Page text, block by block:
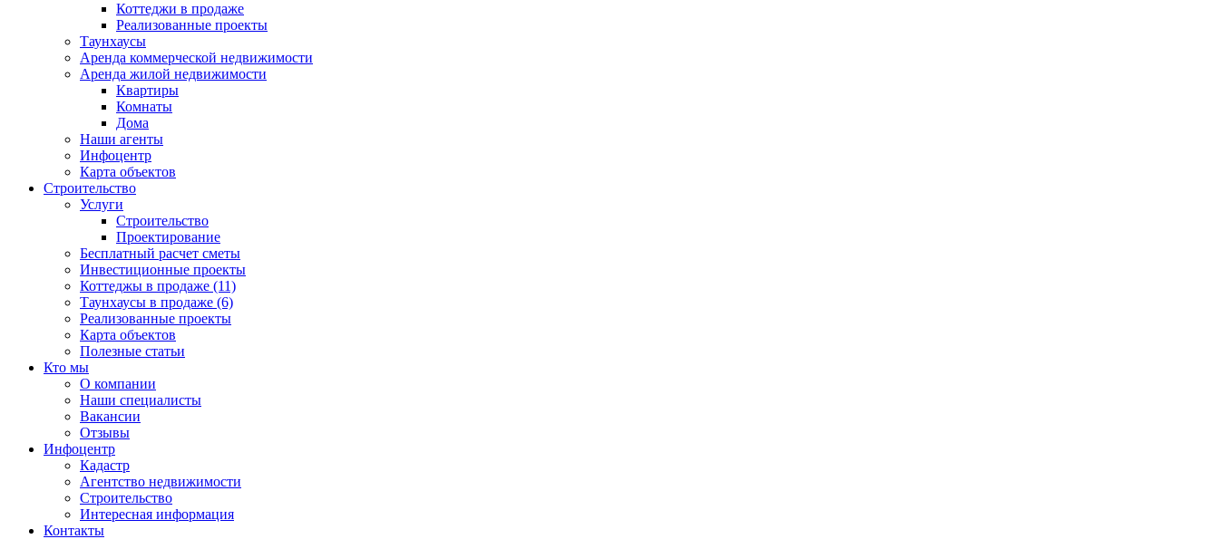
Коттеджи в продаже
Реализованные проекты
Таунхаусы
Аренда коммерческой недвижимости
Аренда жилой недвижимости
Квартиры
Комнаты
Дома
Наши агенты
Инфоцентр
Карта объектов
Строительство
Услуги
Строительство
Проектирование
Бесплатный расчет сметы
Инвестиционные проекты
Коттеджы в продаже (11)
Таунхаусы в продаже (6)
Реализованные проекты
Карта объектов
Полезные статьи
Кто мы
О компании
Наши специалисты
Вакансии
Отзывы
Инфоцентр
Кадастр
Агентство недвижимости
Строительство
Интересная информация
Контакты